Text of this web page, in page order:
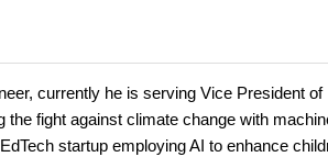
currently he is serving Vice President of
fight against climate change with
startup employing AI to enhance